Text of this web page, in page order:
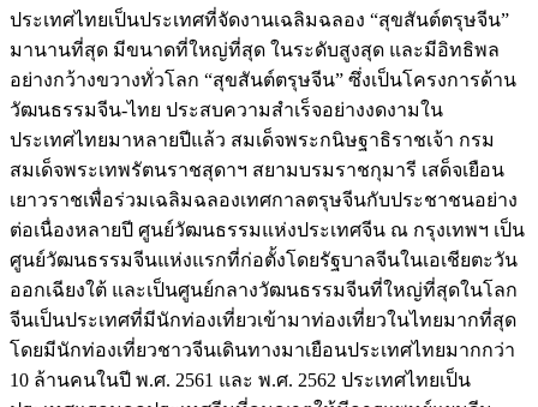
ประเทศไทยเป็นประเทศที่จัดงานเฉลิมฉลอง “สุขสันต์ตรุษจีน”
มานานที่สุด มีขนาดที่ใหญ่ที่สุด ในระดับสูงสุด และมีอิทธิพล
อย่างกว้างขวางทั่วโลก “สุขสันต์ตรุษจีน” ซึ่งเป็นโครงการด้าน
วัฒนธรรมจีน-ไทย ประสบความสำเร็จอย่างงดงามใน
ประเทศไทยมาหลายปีแล้ว สมเด็จพระกนิษฐาธิราชเจ้า กรม
สมเด็จพระเทพรัตนราชสุดาฯ สยามบรมราชกุมารี เสด็จเยือน
เยาวราชเพื่อร่วมเฉลิมฉลองเทศกาลตรุษจีนกับประชาชนอย่าง
ต่อเนื่องหลายปี ศูนย์วัฒนธรรมแห่งประเทศจีน ณ กรุงเทพฯ เป็น
ศูนย์วัฒนธรรมจีนแห่งแรกที่ก่อตั้งโดยรัฐบาลจีนในเอเชียตะวัน
ออกเฉียงใต้ และเป็นศูนย์กลางวัฒนธรรมจีนที่ใหญ่ที่สุดในโลก
จีนเป็นประเทศที่มีนักท่องเที่ยวเข้ามาท่องเที่ยวในไทยมากที่สุด
โดยมีนักท่องเที่ยวชาวจีนเดินทางมาเยือนประเทศไทยมากกว่า
10 ล้านคนในปี พ.ศ. 2561 และ พ.ศ. 2562 ประเทศไทยเป็น